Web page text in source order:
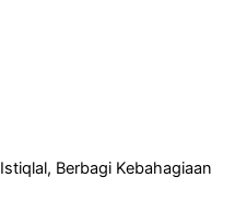
Berbagi Kebahagiaan